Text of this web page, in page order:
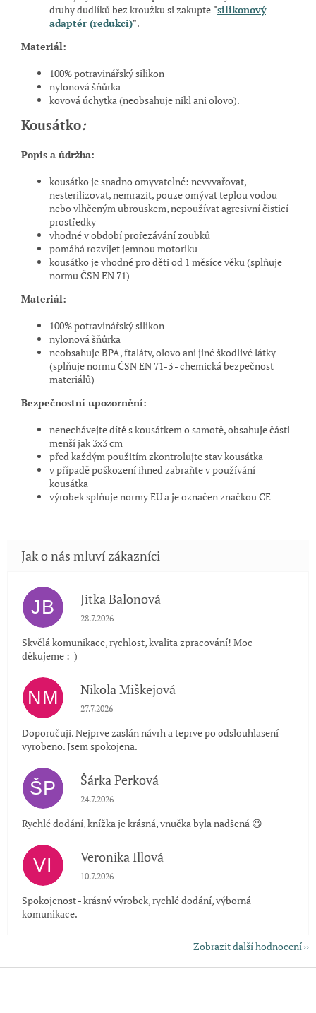
druhy dudlíků bez kroužku si zakupte "silikonový
adaptér (redukci)".
Materiál:
100% potravinářský silikon
nylonová šňůrka
kovová úchytka (neobsahuje nikl ani olovo).
Kousátko:
Popis a údržba:
kousátko je snadno omyvatelné: nevyvařovat,
nesterilizovat, nemrazit, pouze omývat teplou vodou
nebo vlhčeným ubrouskem, nepoužívat agresivní čisticí
prostředky
vhodné v období prořezávání zoubků
pomáhá rozvíjet jemnou motoriku
kousátko je vhodné pro děti od 1 měsíce věku (splňuje
normu ČSN EN 71)
Materiál:
100% potravinářský silikon
nylonová šňůrka
neobsahuje BPA, ftaláty, olovo ani jiné škodlivé látky
(splňuje normu ČSN EN 71-3 - chemická bezpečnost
materiálů)
Bezpečnostní upozornění:
nenechávejte dítě s kousátkem o samotě, obsahuje části
menší jak 3x3 cm
před každým použitím zkontrolujte stav kousátka
v případě poškození ihned zabraňte v používání
kousátka
výrobek splňuje normy EU a je označen značkou CE
JB Jitka Balonová
Hodnocení obchodu je 5 z 5 hvězdiček.
28.7.2026
Skvělá komunikace, rychlost, kvalita zpracování! Moc
děkujeme :-)
NM Nikola Miškejová
Hodnocení obchodu je 5 z 5 hvězdiček.
27.7.2026
Doporučuji. Nejprve zaslán návrh a teprve po odslouhlasení
vyrobeno. Jsem spokojena.
ŠP Šárka Perková
Hodnocení obchodu je 5 z 5 hvězdiček.
24.7.2026
Rychlé dodání, knížka je krásná, vnučka byla nadšená 😃
VI Veronika Illová
Hodnocení obchodu je 5 z 5 hvězdiček.
10.7.2026
Spokojenost - krásný výrobek, rychlé dodání, výborná
komunikace.
Zobrazit další hodnocení
Z